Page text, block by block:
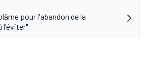
pour l'abandon de la
l'éviter"